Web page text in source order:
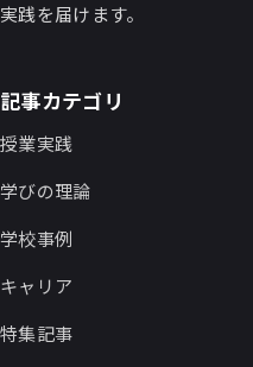
実践を届けます。
記事カテゴリ
授業実践
学びの理論
学校事例
キャリア
特集記事